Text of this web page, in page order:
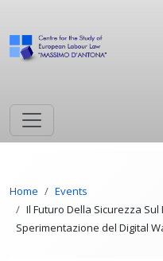
Breadcrumb
Home
Events
Il Futuro Della Sicurezza
Sperimentazione del Digital